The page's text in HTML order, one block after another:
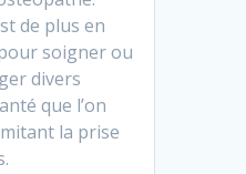
de plus en
soigner ou
divers
que l’on
la prise